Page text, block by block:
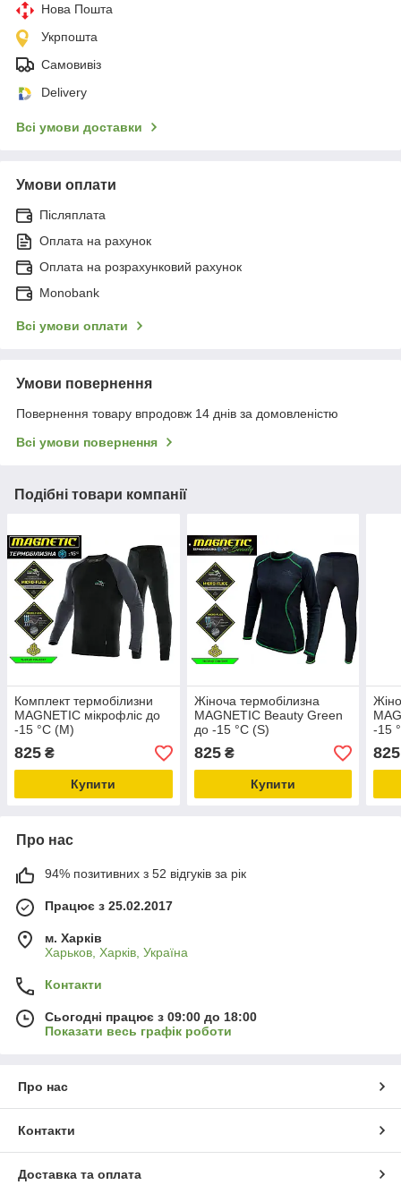
Нова Пошта
Укрпошта
Самовивіз
Delivery
Всі умови доставки
Умови оплати
Післяплата
Оплата на рахунок
Оплата на розрахунковий рахунок
Monobank
Всі умови оплати
Умови повернення
Повернення товару впродовж 14 днів за домовленістю
Всі умови повернення
Подібні товари компанії
Комплект термобілизни
MAGNETIC мікрофліс до
-15 °C (M)
825 ₴
Купити
Жіноча термобілизна
MAGNETIC Beauty Green
до -15 °C (S)
825₴
Купити
-15
825
Про нас
94% позитивних з 52 відгуків за рік
Працює з 25.02.2017
м. Харків
Харьков, Харків, Україна
Контакти
Сьогодні працює з 09:00 до 18:00
Показати весь графік роботи
Про нас
Контакти
Доставка та оплата